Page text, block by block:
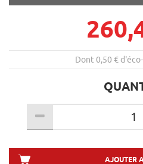
Dont 0,50 €
AJOUTER